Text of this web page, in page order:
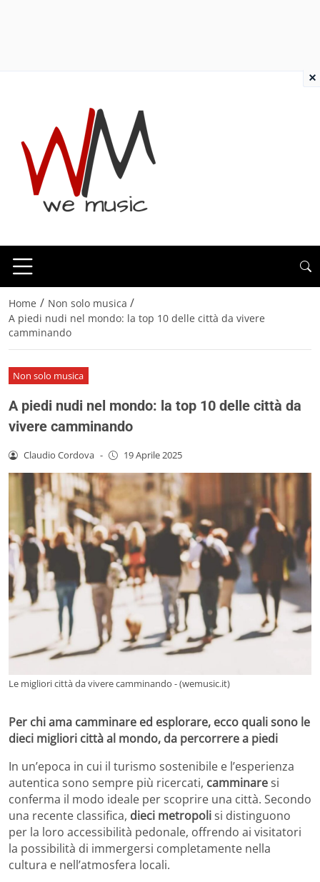
Home / Non solo musica /
A piedi nudi nel mondo: la top 10 delle città da vivere
camminando
Non solo musica
A piedi nudi nel mondo: la top 10 delle città da
vivere camminando
Claudio Cordova - 19 Aprile 2025
Le migliori città da vivere camminando - (wemusic.it)
Per chi ama camminare ed esplorare, ecco quali sono le
dieci migliori città al mondo, da percorrere a piedi
In un’epoca in cui il turismo sostenibile e l’esperienza
autentica sono sempre più ricercati, camminaresi
conferma il modo ideale per scoprire una città. Secondo
una recente classifica, dieci metropolisi distinguono
per la loro accessibilità pedonale, offrendo ai visitatori
la possibilità di immergersi completamente nella
cultura e nell’atmosfera locali.
×